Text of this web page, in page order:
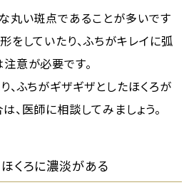
丸い斑点であることが多いです
をしていたり、ふちがキレイに弧
意が必要です。
、ふちがギザギザとしたほくろが
、医師に相談してみましょう。
くろに濃淡がある